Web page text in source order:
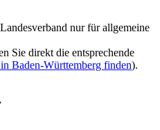
nur für allgemeine
Sie direkt die entsprechende
Baden-Württemberg finden).